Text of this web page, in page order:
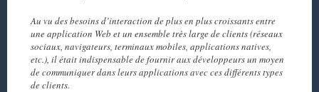
Au vu des besoins d’interaction de plus en plus croissants entre
une application Web et un ensemble très large de clients (réseaux
sociaux, navigateurs, terminaux mobiles, applications natives,
etc.), il était indispensable de fournir aux développeurs un moyen
de communiquer dans leurs applications avec ces différents types
de clients.